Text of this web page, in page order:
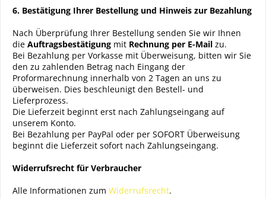
6. Bestätigung Ihrer Bestellung und Hinweis zur Bezahlung
Nach Überprüfung Ihrer Bestellung senden Sie wir Ihnen
die Auftragsbestätigung mit Rechnung per E-Mail zu.
Bei Bezahlung per Vorkasse mit Überweisung, bitten wir Sie
den zu zahlenden Betrag nach Eingang der
Proformarechnung innerhalb von 2 Tagen an uns zu
überweisen. Dies beschleunigt den Bestell- und
Lieferprozess.
Die Lieferzeit beginnt erst nach Zahlungseingang auf
unserem Konto.
Bei Bezahlung per PayPal oder per SOFORT Überweisung
beginnt die Lieferzeit sofort nach Zahlungseingang.
Widerrufsrecht für Verbraucher
Alle Informationen zum Widerrufsrecht.